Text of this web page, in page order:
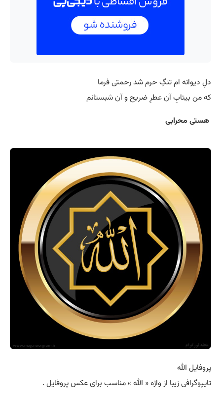
دلِ دیوانه ام تنگِ حرم شد رحمتی فرما
که من بیتابِ آن عطرِ ضریح و آن شبستانم
هستی محرابی
پروفایل الله
تایپوگرافی زیبا از واژه « الله » مناسب برای عکس پروفایل .